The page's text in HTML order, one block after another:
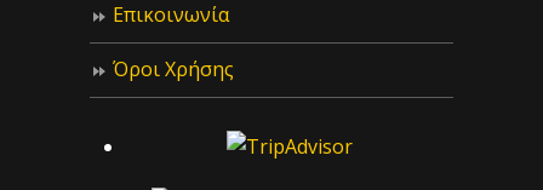
Επικοινωνία
Όροι Χρήσης